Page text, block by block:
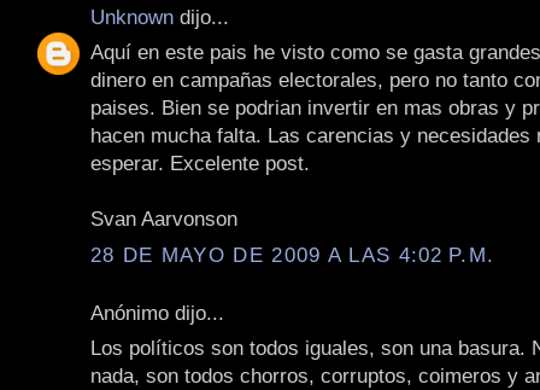
Unknown dijo...
Aquí en este pais he visto como se gasta
dinero en campañas electorales, pero no tanto
paises. Bien se podrian invertir en mas obras y
hacen mucha falta. Las carencias y necesidades
esperar. Excelente post.
Svan Aarvonson
28 DE MAYO DE 2009 A LAS 4:02 P.M.
Anónimo dijo...
Los políticos son todos iguales, son una basura.
nada, son todos chorros, corruptos, coimeros y